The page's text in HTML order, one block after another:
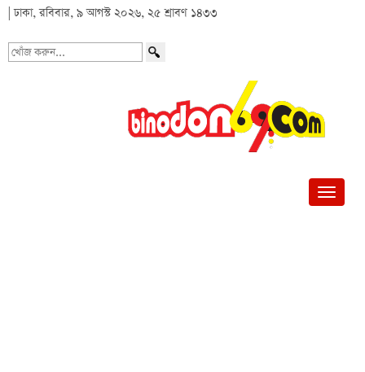
| ঢাকা, রবিবার, ৯ আগস্ট ২০২৬, ২৫ শ্রাবণ ১৪৩৩
খোঁজ